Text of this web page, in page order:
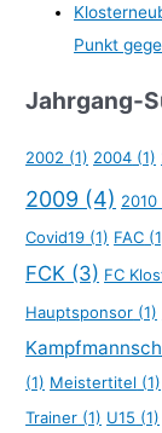
Punkt
Jahrgang-
2002 (1) 2004 (1)
2009 (4) 2010
Covid19 (1) FAC
FCK (3) FC
Hauptsponsor (1)
(1) Meistertitel (1)
Trainer (1) U15 (1)